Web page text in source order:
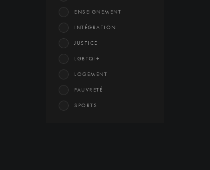
ENSEIGNEMENT
INTÉGRATION
JUSTICE
LGBTQI+
LOGEMENT
PAUVRETÉ
SPORTS